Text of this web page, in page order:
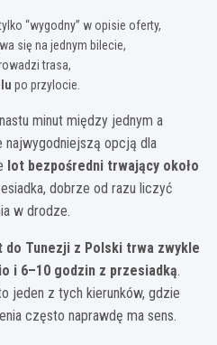
“wygodny” w opisie oferty,
się na jednym bilecie,
trasa,
po przylocie.
minut między jednym a
najwygodniejszą opcją dla
lot bezpośredni trwający około
dobrze od razu liczyć
w drodze.
do Tunezji z Polski trwa zwykle
i 6–10 godzin z przesiadką.
jeden z tych kierunków, gdzie
często naprawdę ma sens.